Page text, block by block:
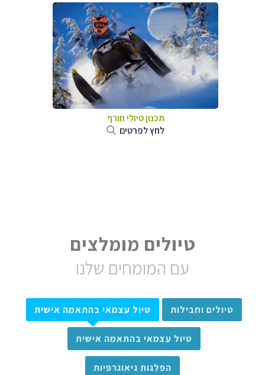
תכנון טיולי חורף
לחץ לפרטים
טיולים מומלצים
עם המומחים שלנו
טיולים וחבילות טיול עצמאי בהתאמה אישית
טיול עצמאי בהתאמה אישית
הפלגות גיאוגרפיות